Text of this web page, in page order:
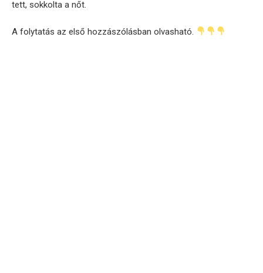
tett, sokkolta a nőt.
A folytatás az első hozzászólásban olvasható.